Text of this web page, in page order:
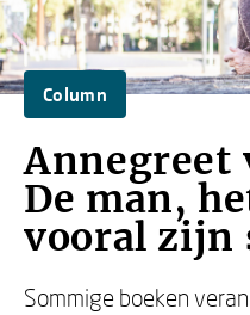
Column
Annegreet
De man,
vooral zijn
Sommige boeken